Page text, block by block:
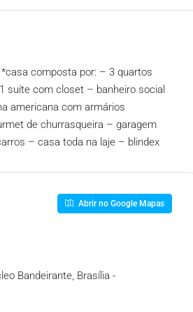
*casa composta por: – 3 quartos
suíte com closet – banheiro social
americana com armários
de churrasqueira – garagem
– casa toda na laje – blindex
Abrir no Google Mapas
Bandeirante, Brasília -